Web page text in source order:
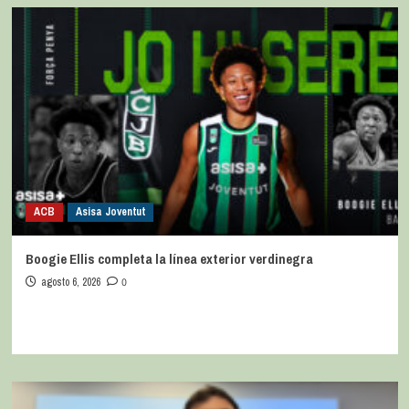
ACB Asisa Joventut
Boogie Ellis completa la línea exterior verdinegra
agosto 6, 2026 0